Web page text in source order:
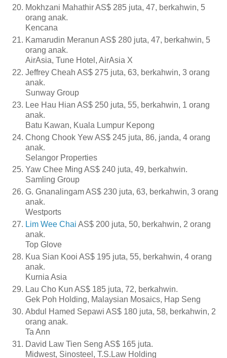
Mokhzani Mahathir AS$ 285 juta, 47, berkahwin, 5
orang anak.
Kencana
Kamarudin Meranun AS$ 280 juta, 47, berkahwin, 5
orang anak.
AirAsia, Tune Hotel, AirAsia X
Jeffrey Cheah AS$ 275 juta, 63, berkahwin, 3 orang
anak.
Sunway Group
Lee Hau Hian AS$ 250 juta, 55, berkahwin, 1 orang
anak.
Batu Kawan, Kuala Lumpur Kepong
Chong Chook Yew AS$ 245 juta, 86, janda, 4 orang
anak.
Selangor Properties
Yaw Chee Ming AS$ 240 juta, 49, berkahwin.
Samling Group
G. Gnanalingam AS$ 230 juta, 63, berkahwin, 3 orang
anak.
Westports
Lim Wee Chai AS$ 200 juta, 50, berkahwin, 2 orang
anak.
Top Glove
Kua Sian Kooi AS$ 195 juta, 55, berkahwin, 4 orang
anak.
Kurnia Asia
Lau Cho Kun AS$ 185 juta, 72, berkahwin.
Gek Poh Holding, Malaysian Mosaics, Hap Seng
Abdul Hamed Sepawi AS$ 180 juta, 58, berkahwin, 2
orang anak.
Ta Ann
David Law Tien Seng AS$ 165 juta.
Midwest, Sinosteel, T.S.Law Holding